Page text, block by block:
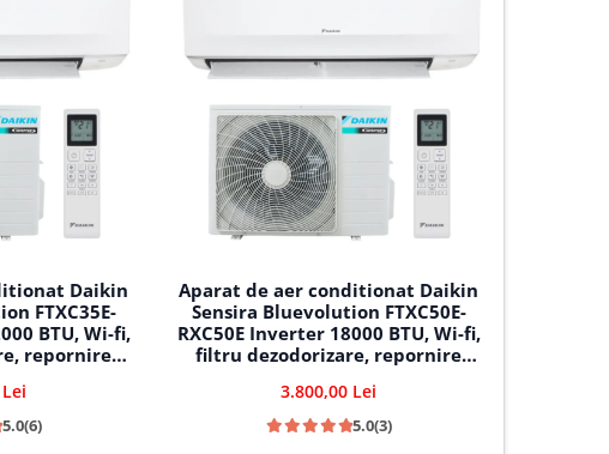
Daikin
FTXC35E-
BTU, Wi-fi,
repornire
racire-
5.0(6)
Aparat de aer conditionat Daikin
Sensira Bluevolution FTXC50E-
RXC50E Inverter 18000 BTU, Wi-fi,
filtru dezodorizare, repornire
comutare automata racire-
incalzire
3.800,00 Lei
5.0(3)